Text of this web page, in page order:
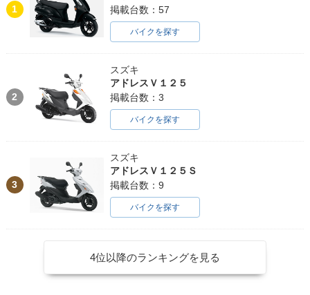
1
掲載台数：57
バイクを探す
2
スズキ
アドレスＶ１２５
掲載台数：3
バイクを探す
3
スズキ
アドレスＶ１２５Ｓ
掲載台数：9
バイクを探す
4位以降のランキングを見る